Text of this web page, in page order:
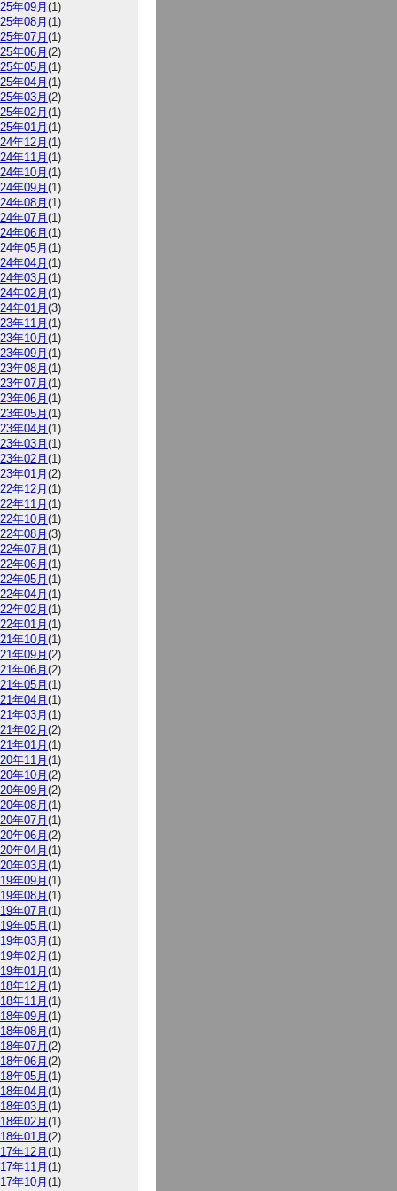
年09月 (1)
年08月 (1)
年07月 (1)
年06月 (2)
年05月 (1)
年04月 (1)
年03月 (2)
年02月 (1)
年01月 (1)
年12月 (1)
年11月 (1)
年10月 (1)
年09月 (1)
年08月 (1)
年07月 (1)
年06月 (1)
年05月 (1)
年04月 (1)
年03月 (1)
年02月 (1)
年01月 (3)
年11月 (1)
年10月 (1)
年09月 (1)
年08月 (1)
年07月 (1)
年06月 (1)
年05月 (1)
年04月 (1)
年03月 (1)
年02月 (1)
年01月 (2)
年12月 (1)
年11月 (1)
年10月 (1)
年08月 (3)
年07月 (1)
年06月 (1)
年05月 (1)
年04月 (1)
年02月 (1)
年01月 (1)
年10月 (1)
年09月 (2)
年06月 (2)
年05月 (1)
年04月 (1)
年03月 (1)
年02月 (2)
年01月 (1)
年11月 (1)
年10月 (2)
年09月 (2)
年08月 (1)
年07月 (1)
年06月 (2)
年04月 (1)
年03月 (1)
年09月 (1)
年08月 (1)
年07月 (1)
年05月 (1)
年03月 (1)
年02月 (1)
年01月 (1)
年12月 (1)
年11月 (1)
年09月 (1)
年08月 (1)
年07月 (2)
年06月 (2)
年05月 (1)
年04月 (1)
年03月 (1)
年02月 (1)
年01月 (2)
年12月 (1)
年11月 (1)
年10月 (1)